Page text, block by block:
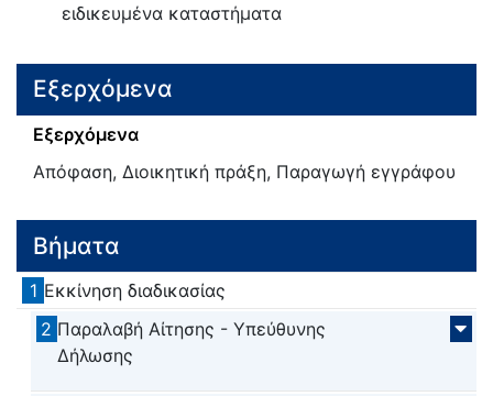
ειδικευμένα καταστήματα
Εξερχόμενα
Εξερχόμενα
Απόφαση, Διοικητική πράξη, Παραγωγή εγγράφου
Βήματα
1 Εκκίνηση διαδικασίας
2 Παραλαβή Αίτησης - Υπεύθυνης
Δήλωσης